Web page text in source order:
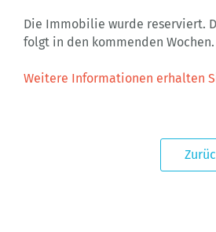
Die Immobilie wurde reserviert.
folgt in den kommenden Wochen.
Weitere Informationen erhalten